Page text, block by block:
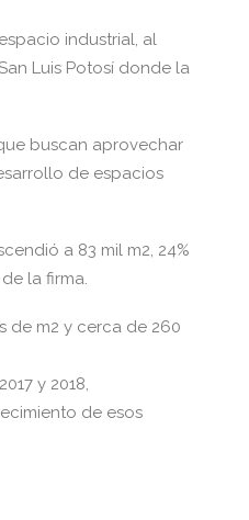
industrial, al
Luis Potosí donde la
buscan aprovechar
de espacios
a 83 mil m2, 24%
la firma.
de m2 y cerca de 260
y 2018,
de esos